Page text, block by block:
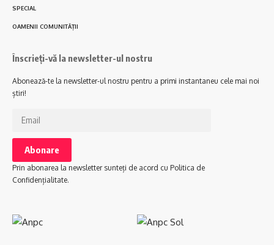
SPECIAL
OAMENII COMUNITĂȚII
Înscrieți-vă la newsletter-ul nostru
Abonează-te la newsletter-ul nostru pentru a primi instantaneu cele mai noi
știri!
Prin abonarea la newsletter sunteți de acord cu Politica de
Confidențialitate.